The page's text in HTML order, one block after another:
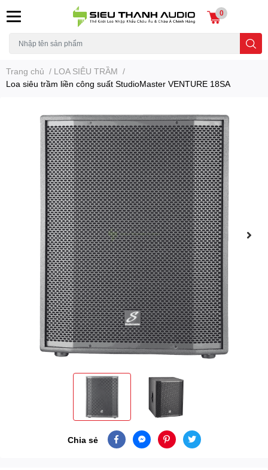
0
Trang chủ / LOA SIÊU TRẦM /
Loa siêu trầm liền công suất StudioMaster VENTURE 18SA
Chia sẻ